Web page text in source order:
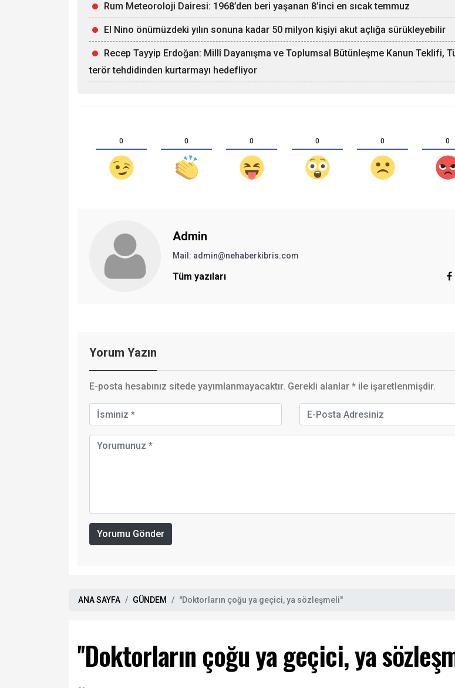
Rum Meteoroloji Dairesi: 1968’den beri yaşanan 8’inci en sıcak temmuz
El Nino önümüzdeki yılın sonuna kadar 50 milyon kişiyi akut açlığa sürükleyebilir
Recep Tayyip Erdoğan: Millî Dayanışma ve Toplumsal Bütünleşme Kanun Teklifi,
terör tehdidinden kurtarmayı hedefliyor
0 0 0 0 0 0
Admin
Mail: admin@nehaberkibris.com
Tüm yazıları
Yorum Yazın
E-posta hesabınız sitede yayımlanmayacaktır. Gerekli alanlar * ile işaretlenmişdir.
Yorumu Gönder
ANA SAYFA GÜNDEM ''Doktorların çoğu ya geçici, ya sözleşmeli''
''Doktorların çoğu ya geçici, ya